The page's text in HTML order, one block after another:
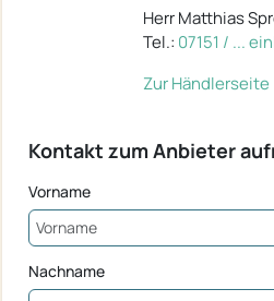
Herr Matthias
Tel.: 07151 / ...
Zur Händlerseite
Kontakt zum Anbieter
Vorname
Nachname